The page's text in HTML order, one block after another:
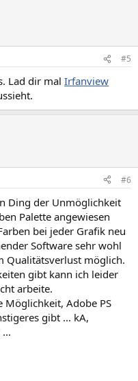
#5
Lad dir mal Irfanview
#6
Ding der Unmöglichkeit
Palette angewiesen
bei jeder Grafik neu
Software sehr wohl
Qualitätsverlust möglich.
gibt kann ich leider
arbeite.
Möglichkeit, Adobe PS
gibt ... kA,